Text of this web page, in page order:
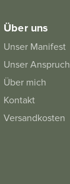
Über uns
Unser Manifest
Unser Anspruch
Über mich
Kontakt
Versandkosten